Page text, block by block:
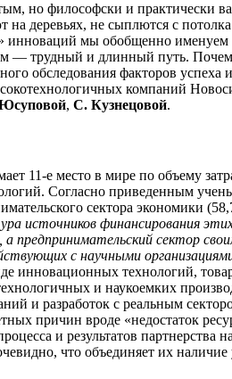
но философски и
на деревьях, не сыплются с
инноваций мы обобщенно
— трудный и длинный путь.
обследования факторов
компаний
, С. Кузнецовой.
11-е место в мире по объему
Согласно приведенным
сектора экономики
источников финансирования
предпринимательский сектор
с научными
инновационных технологий,
и наукоемких
и разработок с реальным
причин вроде «недостаток
и результатов
что объединяет их